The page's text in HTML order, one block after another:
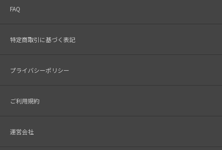
FAQ
特定商取引に基づく表記
プライバシーポリシー
ご利用規約
運営会社